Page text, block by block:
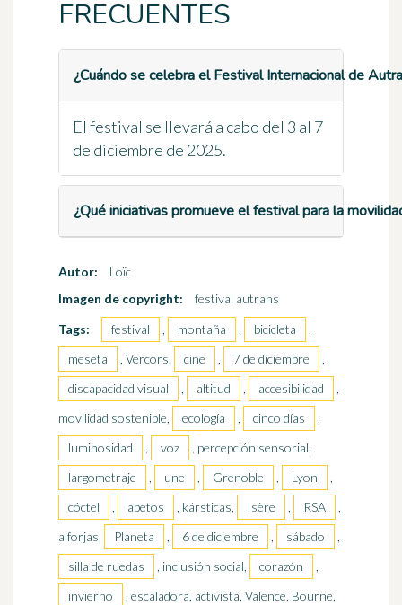
FRECUENTES
¿Cuándo se celebra el Festival Internacional de
El festival se llevará a cabo del 3 al 7
de diciembre de 2025.
¿Qué iniciativas promueve el festival para la
Autor:
Loïc
Imagen de copyright:
festival autrans
Tags:
festival , montaña , bicicleta
,
meseta
, Vercors, cine , 7 de diciembre
,
discapacidad visual
, altitud , accesibilidad
,
movilidad sostenible,
ecología , cinco días
,
luminosidad
, voz
, percepción sensorial,
largometraje
, une , Grenoble , Lyon
,
cóctel
, abetos , kársticas, Isère , RSA
,
alforjas,
Planeta , 6 de diciembre , sábado
,
silla de ruedas
, inclusión social, corazón
,
invierno
, escaladora, activista, Valence, Bourne,